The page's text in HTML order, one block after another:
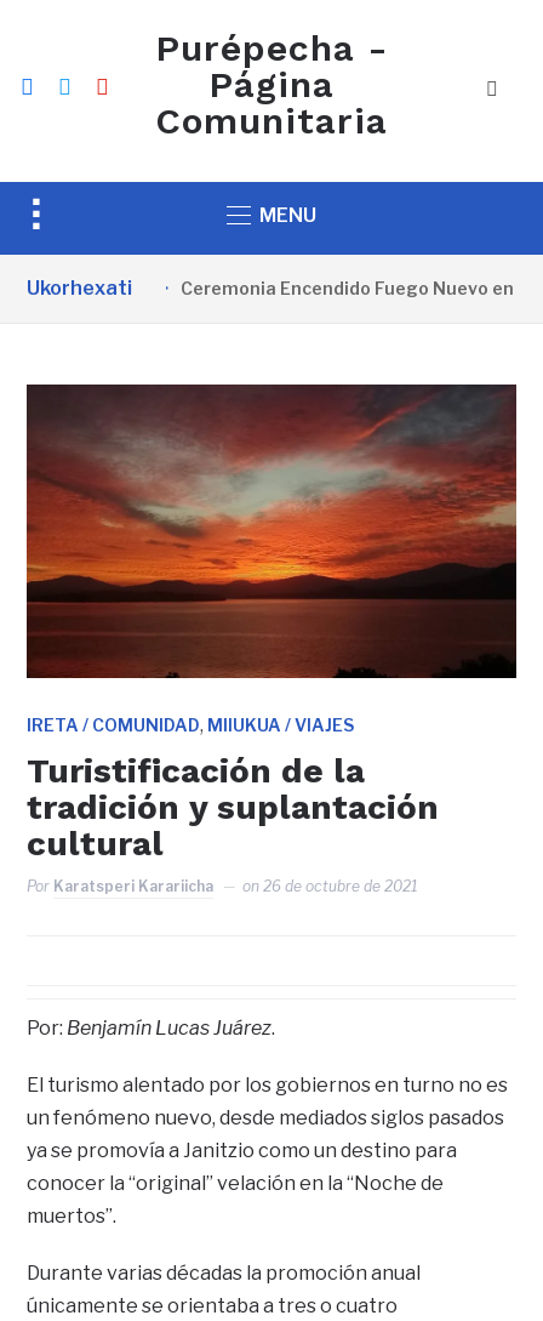
facebook
twitteryoutube
Purépecha -
Página
Comunitaria
Toggle
&
MENU
Ukorhexati Ceremonia Encendido Fuego Nuevo en
IRETA / COMUNIDAD, MIIUKUA / VIAJES
Turistificación de la
tradición y suplantación
cultural
Por Karatsperi Karariicha on26 de octubre de 2021
Por: Benjamín Lucas Juárez.
El turismo alentado por los gobiernos en turno no es
un fenómeno nuevo, desde mediados siglos pasados
ya se promovía a Janitzio como un destino para
conocer la “original” velación en la “Noche de
muertos”.
Durante varias décadas la promoción anual
únicamente se orientaba a tres o cuatro